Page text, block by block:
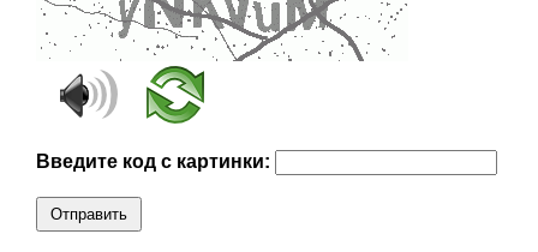
Введите код с картинки:
Отправить